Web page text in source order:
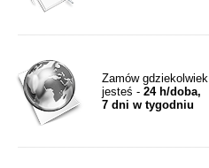
Zamów gdziekolwiek
jesteś - 24 h/doba,
7 dni w tygodniu